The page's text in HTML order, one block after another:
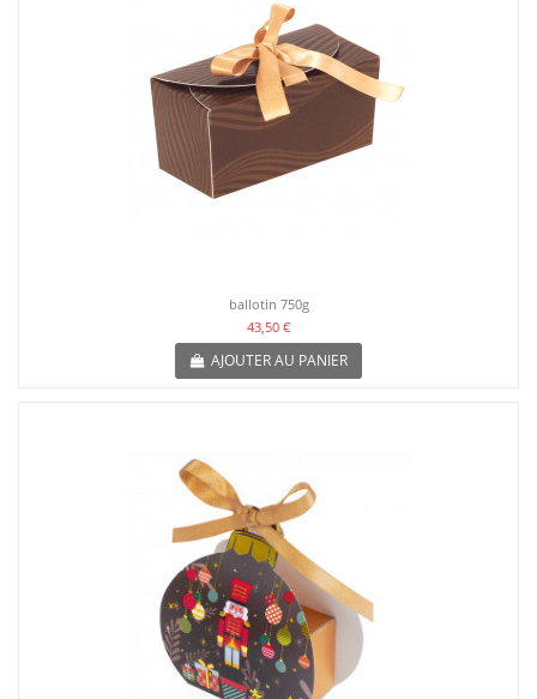
ballotin 750g
43,50 €
AJOUTER AU PANIER